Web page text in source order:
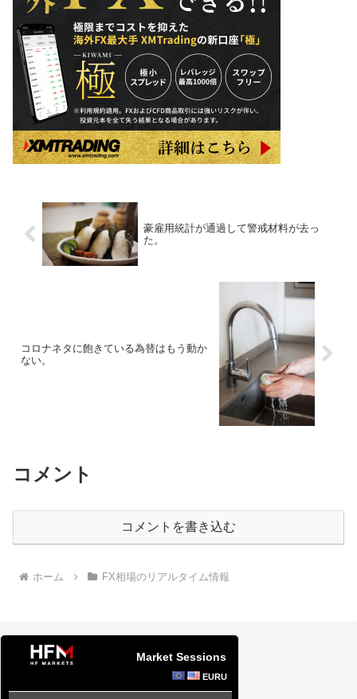
豪雇用統計が通過して警戒材料が去っ
た。
コロナネタに飽きている為替はもう動か
ない。
コメント
コメントを書き込む
ホーム FX相場のリアルタイム情報
Market Sessions